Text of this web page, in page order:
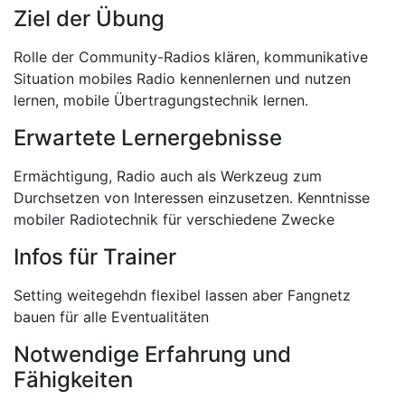
Ziel der Übung
Rolle der Community-Radios klären, kommunikative
Situation mobiles Radio kennenlernen und nutzen
lernen, mobile Übertragungstechnik lernen.
Erwartete Lernergebnisse
Ermächtigung, Radio auch als Werkzeug zum
Durchsetzen von Interessen einzusetzen. Kenntnisse
mobiler Radiotechnik für verschiedene Zwecke
Infos für Trainer
Setting weitegehdn flexibel lassen aber Fangnetz
bauen für alle Eventualitäten
Notwendige Erfahrung und
Fähigkeiten